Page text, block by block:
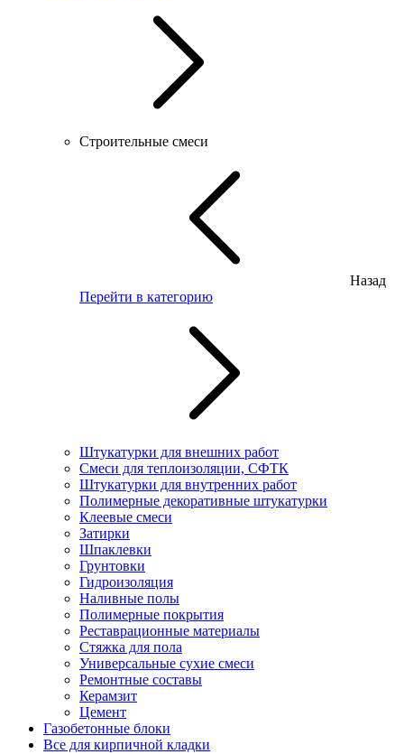
Строительные смеси
Назад
Перейти в категорию
Штукатурки для внешних работ
Смеси для теплоизоляции, СФТК
Штукатурки для внутренних работ
Полимерные декоративные штукатурки
Клеевые смеси
Затирки
Шпаклевки
Грунтовки
Гидроизоляция
Наливные полы
Полимерные покрытия
Реставрационные материалы
Стяжка для пола
Универсальные сухие смеси
Ремонтные составы
Керамзит
Цемент
Газобетонные блоки
Все для кирпичной кладки